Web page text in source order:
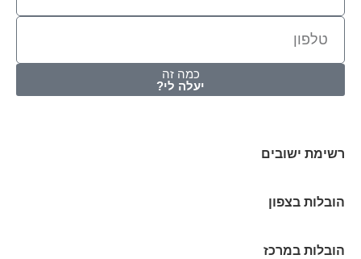
כמה זה
יעלה לי?
רשימת ישובים
הובלות בצפון
הובלות במרכז